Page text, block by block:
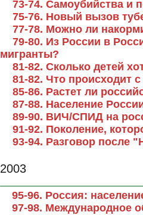
73-74. Самоубийства и
75-76. Новый вызов
77-78. Можно ли
79-80. Из России в
мигранты?
81-82. Сколько детей
81-82. Что происходит
85-86. Растет ли
87-88. Население
89-90. ВИЧ/СПИД на
91-92. Поколение,
93-94. Разговор после
2003
95-96. Россия:
97-98. Международное